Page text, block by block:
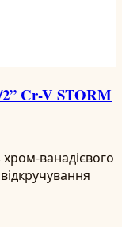
Cr-V STORM
ванадієвого